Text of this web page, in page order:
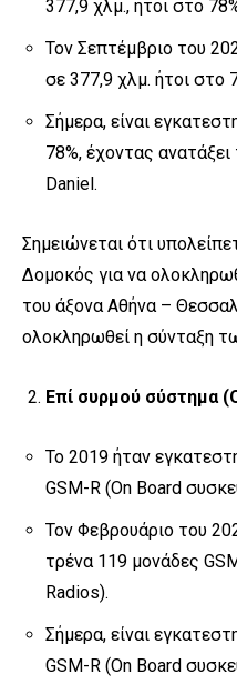
377,9 χλμ., ήτοι στο
Τον Σεπτέμβριο του
σε 377,9 χλμ. ήτοι στο
Σήμερα, είναι
78%, έχοντας
Daniel.
Σημειώνεται ότι
Δομοκός για να
του άξονα Αθήνα –
ολοκληρωθεί η σύνταξη
Επί συρμού σύστημα
Το 2019 ήταν
GSM-R (On Board
Τον Φεβρουάριο του
τρένα 119 μονάδες
Radios).
Σήμερα, είναι
GSM-R (On Board